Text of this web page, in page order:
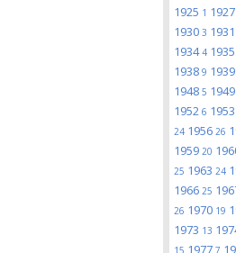
1925 1 1927
1930 3 1931
19344 1935
1938 9 1939
1948 5 1949
1952 6 1953
24 1956 26
1959 20
25 1963 24
1966 25
26 1970 19
1973 13
15 1977 7